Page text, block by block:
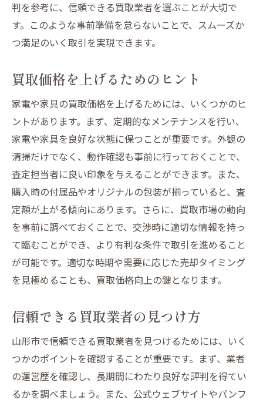
判を参考に、信頼できる買取業者を選ぶことが大切で
す。このような事前準備を怠らないことで、スムーズか
つ満足のいく取引を実現できます。
買取価格を上げるためのヒント
家電や家具の買取価格を上げるためには、いくつかのヒ
ントがあります。まず、定期的なメンテナンスを行い、
家電や家具を良好な状態に保つことが重要です。外観の
清掃だけでなく、動作確認も事前に行っておくことで、
査定担当者に良い印象を与えることができます。また、
購入時の付属品やオリジナルの包装が揃っていると、査
定額が上がる傾向にあります。さらに、買取市場の動向
を事前に調べておくことで、交渉時に適切な情報を持っ
て臨むことができ、より有利な条件で取引を進めること
が可能です。適切な時期や需要に応じた売却タイミング
を見極めることも、買取価格向上の鍵となります。
信頼できる買取業者の見つけ方
山形市で信頼できる買取業者を見つけるためには、いく
つかのポイントを確認することが重要です。まず、業者
の運営歴を確認し、長期間にわたり良好な評判を得てい
るかを調べましょう。また、公式ウェブサイトやパンフ